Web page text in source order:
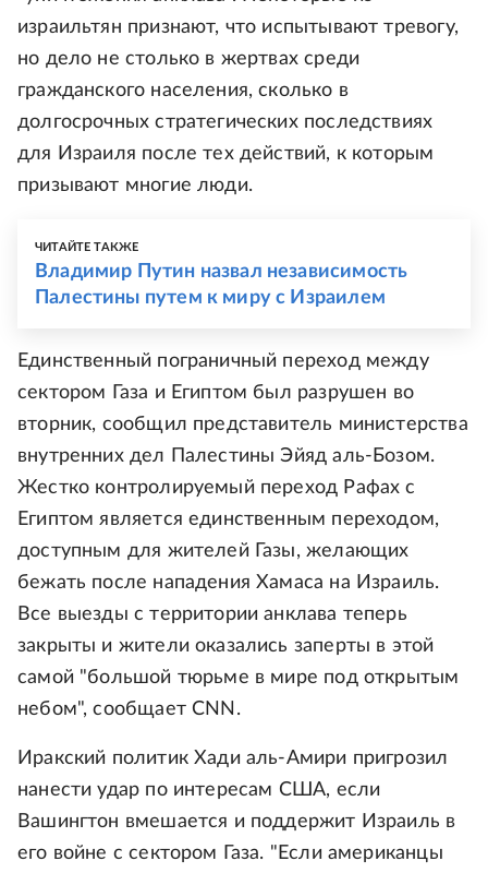
израильтян признают, что испытывают тревогу,
но дело не столько в жертвах среди
гражданского населения, сколько в
долгосрочных стратегических последствиях
для Израиля после тех действий, к которым
призывают многие люди.
ЧИТАЙТЕ ТАКЖЕ
Владимир Путин назвал независимость
Палестины путем к миру с Израилем
Единственный пограничный переход между
сектором Газа и Египтом был разрушен во
вторник, сообщил представитель министерства
внутренних дел Палестины Эйяд аль-Бозом.
Жестко контролируемый переход Рафах с
Египтом является единственным переходом,
доступным для жителей Газы, желающих
бежать после нападения Хамаса на Израиль.
Все выезды с территории анклава теперь
закрыты и жители оказались заперты в этой
самой "большой тюрьме в мире под открытым
небом", сообщает CNN.
Иракский политик Хади аль-Амири пригрозил
нанести удар по интересам США, если
Вашингтон вмешается и поддержит Израиль в
его войне с сектором Газа. "Если американцы